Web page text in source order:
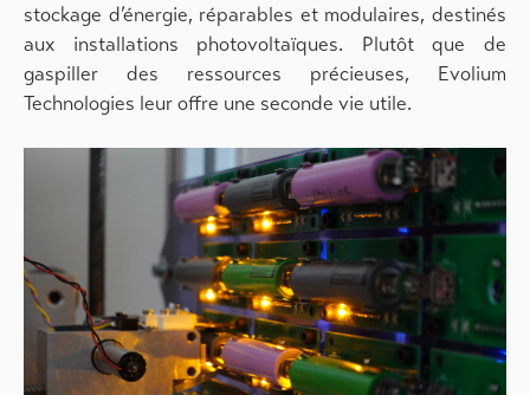
stockage d’énergie, réparables et modulaires, destinés
aux installations photovoltaïques. Plutôt que de
gaspiller des ressources précieuses, Evolium
Technologies leur offre une seconde vie utile.